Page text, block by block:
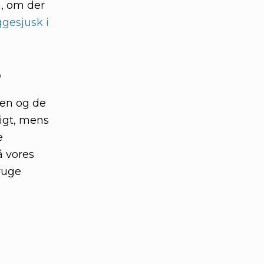
om der
i
og de
mens
vores